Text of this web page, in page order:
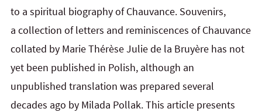
to a spiritual biography of Chauvance. Souvenirs,
a collection of letters and reminiscences of Chauvance
collated by Marie Thérèse Julie de la Bruyère has not
yet been published in Polish, although an
unpublished translation was prepared several
decades ago by Milada Pollak. This article presents